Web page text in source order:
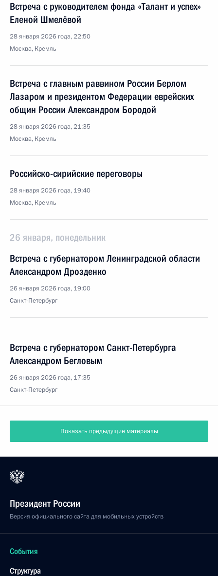
Встреча с руководителем фонда «Талант и успех»
Еленой Шмелёвой
28 января 2026 года, 22:50
Москва, Кремль
Встреча с главным раввином России Берлом
Лазаром и президентом Федерации еврейских
общин России Александром Бородой
28 января 2026 года, 21:35
Москва, Кремль
Российско-сирийские переговоры
28 января 2026 года, 19:40
Москва, Кремль
26 января, понедельник
Встреча с губернатором Ленинградской области
Александром Дрозденко
26 января 2026 года, 19:00
Санкт-Петербург
Встреча с губернатором Санкт-Петербурга
Александром Бегловым
26 января 2026 года, 17:35
Санкт-Петербург
Показать предыдущие материалы
Президент России
Версия официального сайта для мобильных устройств
События
Структура